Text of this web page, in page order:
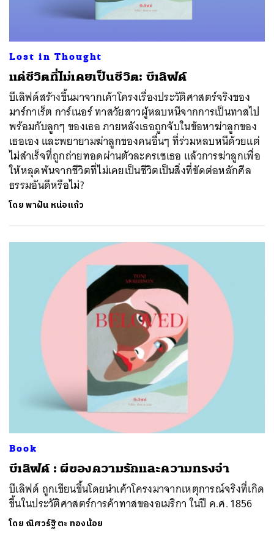
Lost in Thought
แด่ชีวิตที่ไม่เคยเป็นชีวิต: บีเลิฟด์
บีเลิฟด์สร้างขึ้นมาจากเค้าโครงเรื่องประวัติศาสตร์จริงของ
มาร์กาเร็ต การ์เนอร์ ทาสวัยสาวผู้หลบหนีจากการเป็นทาสไป
พร้อมกับลูกๆ ของเธอ ภายหลังเธอถูกจับในข้อหาฆ่าลูกของ
เธอเอง และพยายามฆ่าลูกของคนอื่นๆ ที่ร่วมหลบหนีด้วยแต่
ไม่สำเร็จที่ถูกถ่ายทอดผ่านตัวละครเซเธอ แล้วการฆ่าลูกเพื่อ
ให้หลุดพ้นจากชีวิตที่ไม่เคยเป็นชีวิตเป็นสิ่งที่ขัดต่อหลักศีล
ธรรมอันดีหรือไม่?
โดยพาฝัน หน่อแก้ว
Book
บีเลิฟด์ : ผีของความรักและความทรงจำ
บีเลิฟด์ ถูกเขียนขึ้นโดยนำเค้าโครงมาจากเหตุการณ์จริงที่เกิด
ขึ้นในประวัติศาสตร์การค้าทาสของอเมริกา ในปี ค.ศ. 1856
โดย ณิศวร์ฐิตะ ทองน้อย
ค้นหา
SHARE